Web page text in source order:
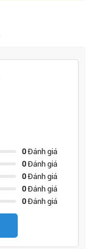
0Đánh giá
0Đánh giá
0Đánh giá
0Đánh giá
0Đánh giá